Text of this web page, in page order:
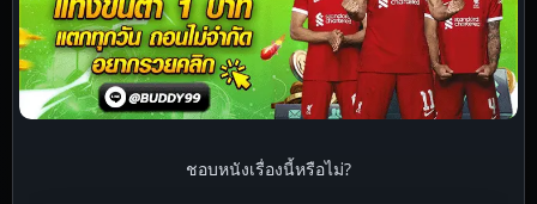
ชอบหนังเรื่องนี้หรือไม่?